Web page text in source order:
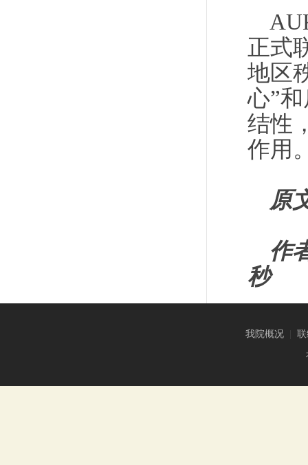
正式
地区
心”
结性
作用
原
作
秒
我院概况